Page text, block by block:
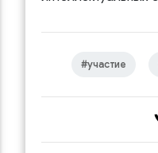
#участие